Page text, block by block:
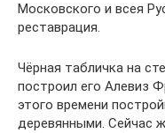
Московского и всея
реставрация.
Чёрная табличка на
построил его Алевиз
этого времени
деревянными. Сейчас